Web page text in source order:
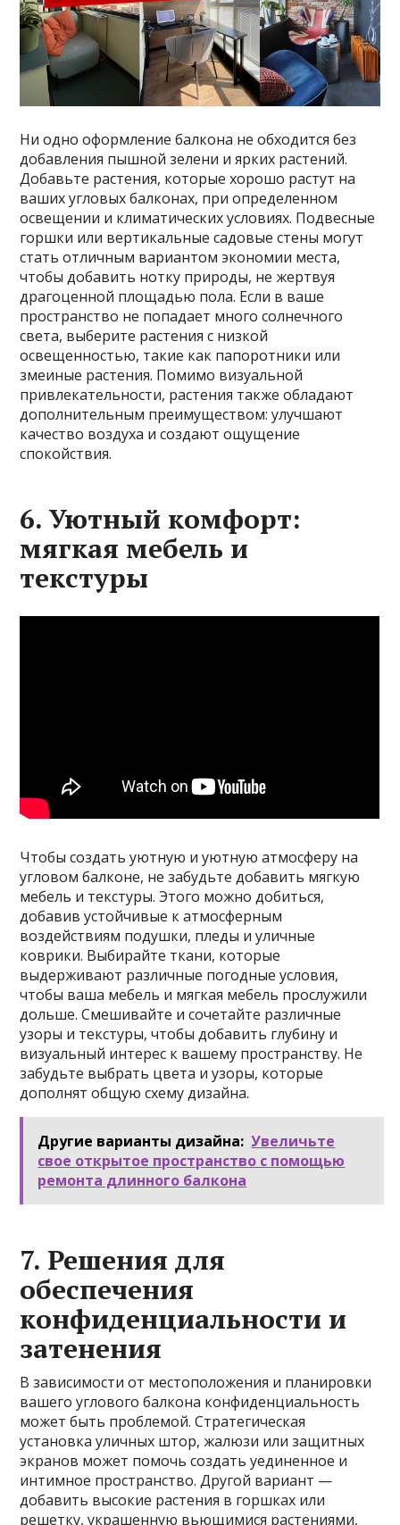
Ни одно оформление балкона не обходится без
добавления пышной зелени и ярких растений.
Добавьте растения, которые хорошо растут на
ваших угловых балконах, при определенном
освещении и климатических условиях. Подвесные
горшки или вертикальные садовые стены могут
стать отличным вариантом экономии места,
чтобы добавить нотку природы, не жертвуя
драгоценной площадью пола. Если в ваше
пространство не попадает много солнечного
света, выберите растения с низкой
освещенностью, такие как папоротники или
змеиные растения. Помимо визуальной
привлекательности, растения также обладают
дополнительным преимуществом: улучшают
качество воздуха и создают ощущение
спокойствия.
6. Уютный комфорт:
мягкая мебель и
текстуры
Чтобы создать уютную и уютную атмосферу на
угловом балконе, не забудьте добавить мягкую
мебель и текстуры. Этого можно добиться,
добавив устойчивые к атмосферным
воздействиям подушки, пледы и уличные
коврики. Выбирайте ткани, которые
выдерживают различные погодные условия,
чтобы ваша мебель и мягкая мебель прослужили
дольше. Смешивайте и сочетайте различные
узоры и текстуры, чтобы добавить глубину и
визуальный интерес к вашему пространству. Не
забудьте выбрать цвета и узоры, которые
дополнят общую схему дизайна.
Другие варианты дизайна: Увеличьте
свое открытое пространство с помощью
ремонта длинного балкона
7. Решения для
обеспечения
конфиденциальности и
затенения
В зависимости от местоположения и планировки
вашего углового балкона конфиденциальность
может быть проблемой. Стратегическая
установка уличных штор, жалюзи или защитных
экранов может помочь создать уединенное и
интимное пространство. Другой вариант —
добавить высокие растения в горшках или
решетку, украшенную вьющимися растениями,